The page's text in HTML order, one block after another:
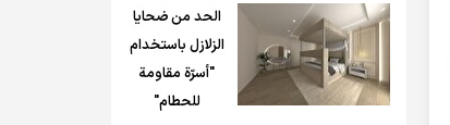
الحد من ضحايا
الزلازل باستخدام
"أسرّة مقاومة
للحطام"